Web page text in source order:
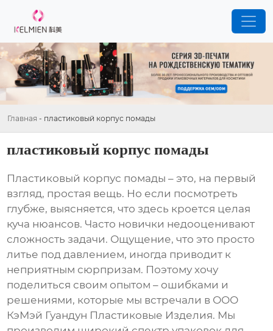
Главная - пластиковый корпус помады
пластиковый корпус помады
Пластиковый корпус помады – это, на первый
взгляд, простая вещь. Но если посмотреть
глубже, выясняется, что здесь кроется целая
куча нюансов. Часто новички недооценивают
сложность задачи. Ощущение, что это просто
литье под давлением, иногда приводит к
неприятным сюрпризам. Поэтому хочу
поделиться своим опытом – ошибками и
решениями, которые мы встречали в ООО
КэМэй Гуандун Пластиковые Изделия. Мы